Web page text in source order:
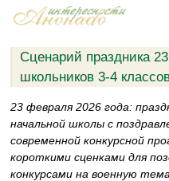
Сценарий праздника
школьников 3-4
23 февраля 2026 года:
начальной школы с
современной конкурсной
короткими сценками для
конкурсами на военную